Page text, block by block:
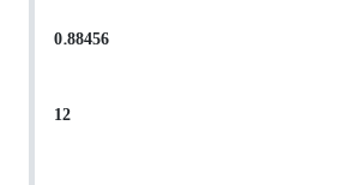
0.88456
12